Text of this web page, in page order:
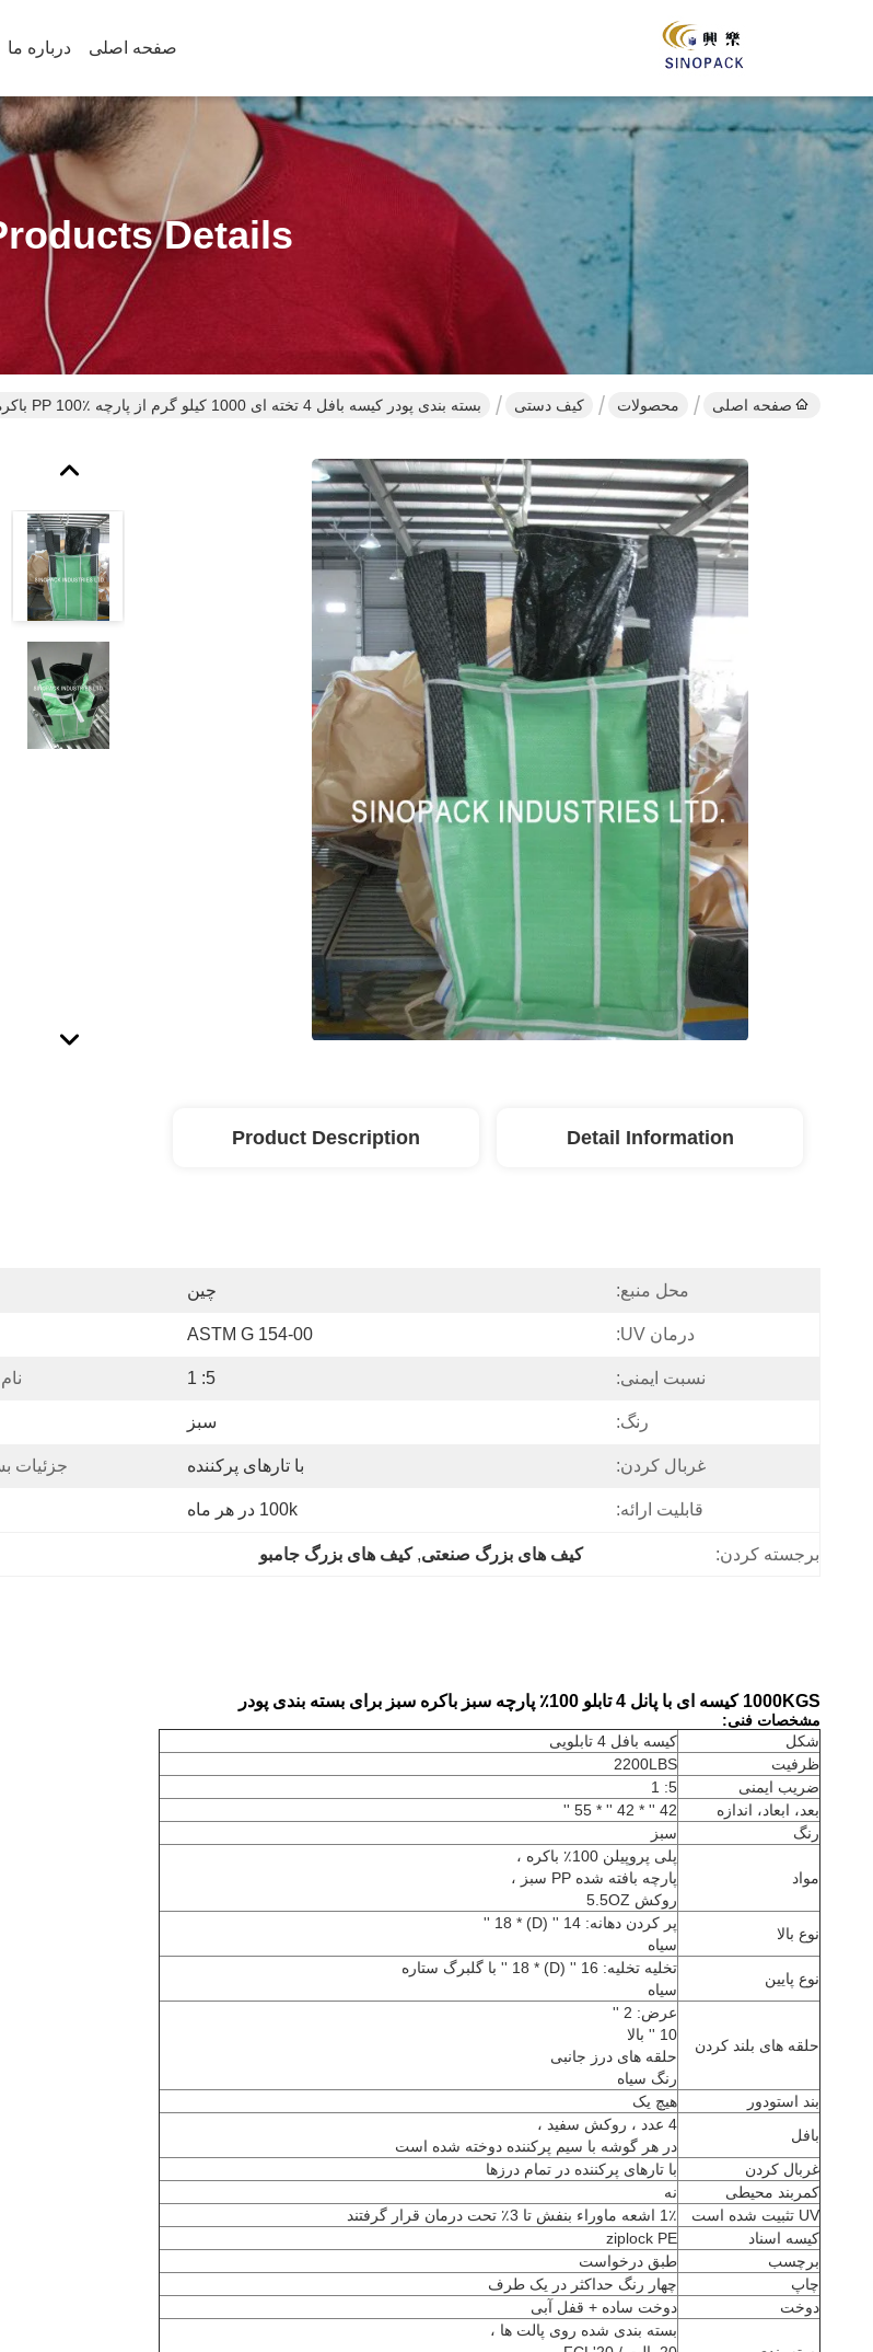
صفحه اصلی درباره ما
Details
صفحه اصلی محصولات کیف دستی بسته بندی پودر کیسه بافل 4 تخته ای 1000 کیلو گرم از پارچه PP 100٪ باکره سبز
Detail Information
Product Description
محل منبع: چين
درمان UV: ASTM G 154-00
نسبت ایمنی: 5: 1
رنگ: سبز
غربال کردن: با تارهای پرکننده جزئیات
قابلیت ارائه: 100k در هر ماه
برجسته کردن: کیف های بزرگ صنعتی, کیف های بزرگ جامبو
1000KGS کیسه ای با پانل 4 تابلو 100٪ پارچه سبز باکره سبز برای بسته بندی پودر
مشخصات فنی:
شکل
کیسه بافل 4 تابلویی
ظرفیت
2200LBS
ضریب ایمنی
5: 1
بعد، ابعاد، اندازه
42 '' * 42 '' * 55 ''
رنگ
سبز
مواد
پلی پروپیلن 100٪ باکره ،
پارچه بافته شده PP سبز ،
روکش 5.5OZ
نوع بالا
پر کردن دهانه: 14 '' (D) * 18 ''
سیاه
نوع پایین
تخلیه تخلیه: 16 '' (D) * 18 '' با گلبرگ ستاره
سیاه
حلقه های بلند کردن
عرض: 2 ''
10 '' بالا
حلقه های درز جانبی
رنگ سیاه
بند استودور
هیچ یک
بافل
4 عدد ، روکش سفید ،
در هر گوشه با سیم پرکننده دوخته شده است
غربال کردن
با تارهای پرکننده در تمام درزها
کمربند محیطی
نه
UV تثبیت شده است
1٪ اشعه ماوراء بنفش تا 3٪ تحت درمان قرار گرفتند
کیسه اسناد
ziplock PE
برچسب
طبق درخواست
چاپ
چهار رنگ حداکثر در یک طرف
دوخت
دوخت ساده + قفل آبی
بسته بندی شده روی پالت ها ،